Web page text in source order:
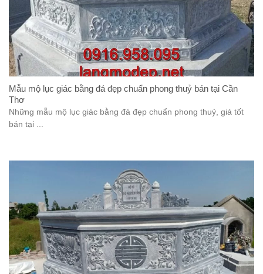
Mẫu mộ lục giác bằng đá đẹp chuẩn phong thuỷ bán tại Cần
Thơ
Những mẫu mộ lục giác bằng đá đẹp chuẩn phong thuỷ, giá tốt
bán tại ...